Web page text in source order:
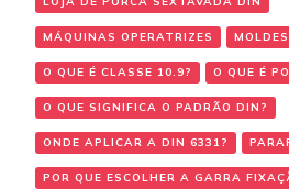
MÁQUINAS OPERATRIZES
O QUE É CLASSE 10.9? O QUE É
O QUE SIGNIFICA O PADRÃO DIN?
ONDE APLICAR A DIN 6331?
POR QUE ESCOLHER A GARRA